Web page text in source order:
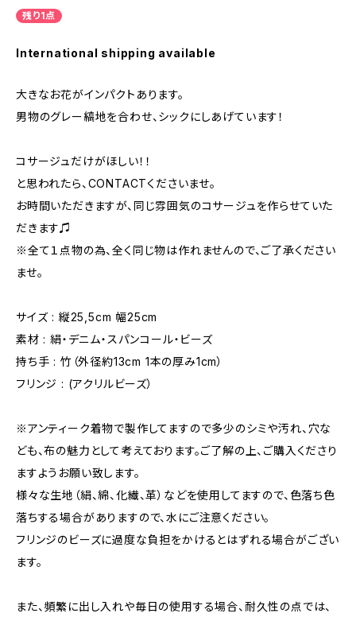
残り1点
International shipping available
大きなお花がインパクトあります。
男物のグレー縞地を合わせ、シックにしあげています！
コサージュだけがほしい！！
と思われたら、CONTACTくださいませ。
お時間いただきますが、同じ雰囲気のコサージュを作らせていた
だきます♫
※全て１点物の為、全く同じ物は作れませんので、ご了承ください
ませ。
サイズ : 縦25,5cm 幅25cm
素材 : 絹・デニム・スパンコール・ビーズ
持ち手 : 竹（外径約13cm 1本の厚み1cm）
フリンジ : (アクリルビーズ）
※アンティーク着物で製作してますので多少のシミや汚れ、穴な
ども、布の魅力として考えております。ご了解の上、ご購入くださり
ますようお願い致します。
様々な生地（絹、綿、化繊、革）などを使用してますので、色落ち色
落ちする場合がありますので、水にご注意ください。
フリンジのビーズに過度な負担をかけるとはずれる場合がござい
ます。
また、頻繁に出し入れや毎日の使用する場合、耐久性の点では、